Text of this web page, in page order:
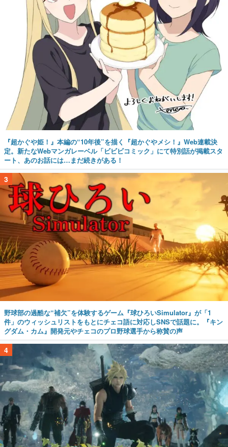
『超かぐや姫！』本編の“10年後”を描く『超かぐやメシ！』Web連載決
定。新たなWebマンガレーベル「ビビビコミック」にて特別話が掲載スタ
ート、あのお話には…まだ続きがある！
3
野球部の過酷な“補欠”を体験するゲーム『球ひろいSimulator』が「1
件」のウィッシュリストをもとにチェコ語に対応しSNSで話題に。『キン
グダム・カム』開発元やチェコのプロ野球選手から称賛の声
4